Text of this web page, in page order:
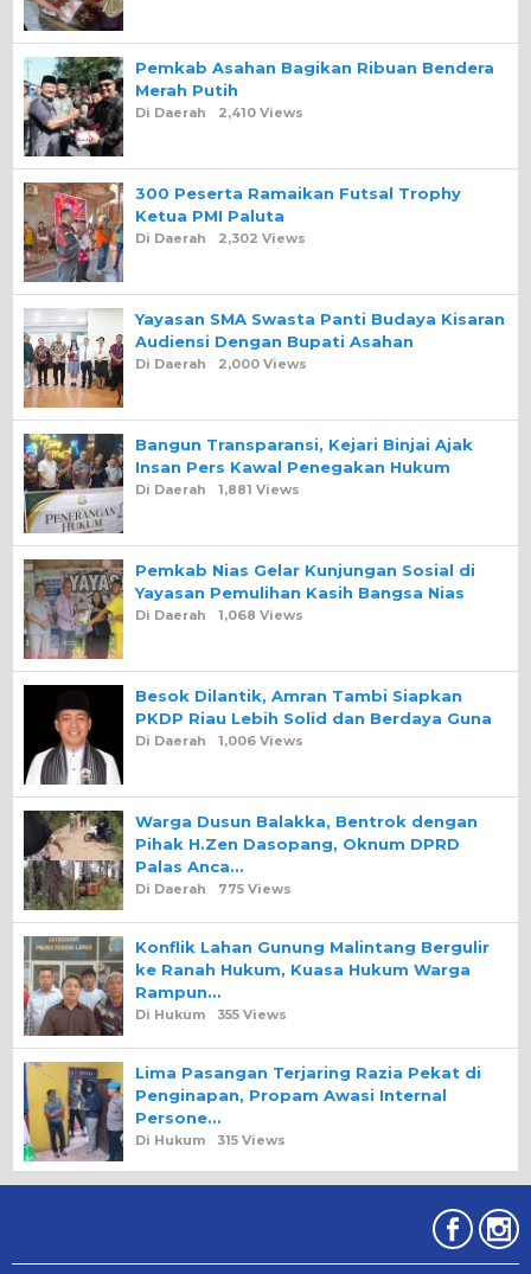
Pemkab Asahan Bagikan Ribuan Bendera
Merah Putih
Di Daerah 2,410 Views
300 Peserta Ramaikan Futsal Trophy
Ketua PMI Paluta
Di Daerah 2,302 Views
Yayasan SMA Swasta Panti Budaya Kisaran
Audiensi Dengan Bupati Asahan
Di Daerah 2,000 Views
Bangun Transparansi, Kejari Binjai Ajak
Insan Pers Kawal Penegakan Hukum
Di Daerah 1,881 Views
Pemkab Nias Gelar Kunjungan Sosial di
Yayasan Pemulihan Kasih Bangsa Nias
Di Daerah 1,068 Views
Besok Dilantik, Amran Tambi Siapkan
PKDP Riau Lebih Solid dan Berdaya Guna
Di Daerah 1,006 Views
Warga Dusun Balakka, Bentrok dengan
Pihak H.Zen Dasopang, Oknum DPRD
Palas Anca…
Di Daerah 775 Views
Konflik Lahan Gunung Malintang Bergulir
ke Ranah Hukum, Kuasa Hukum Warga
Rampun…
Di Hukum 355 Views
Lima Pasangan Terjaring Razia Pekat di
Penginapan, Propam Awasi Internal
Persone…
Di Hukum 315 Views